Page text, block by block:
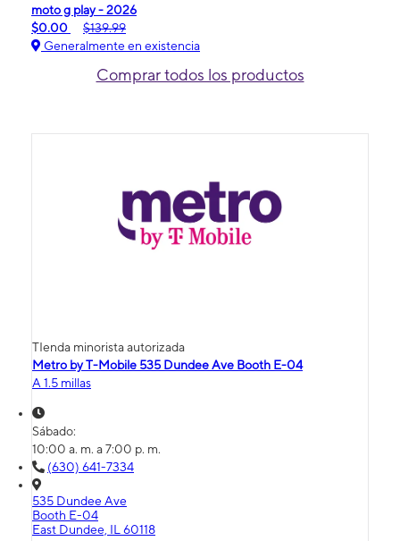
moto g play - 2026
$0.00
$139.99
Generalmente en existencia
Comprar todos los productos
TIenda minorista autorizada
Metro by T-Mobile 535 Dundee Ave Booth E-04
A 1.5 millas
Sábado:
10:00 a. m. a 7:00 p. m.
(630) 641-7334
535 Dundee Ave
Booth E-04
East Dundee, IL 60118